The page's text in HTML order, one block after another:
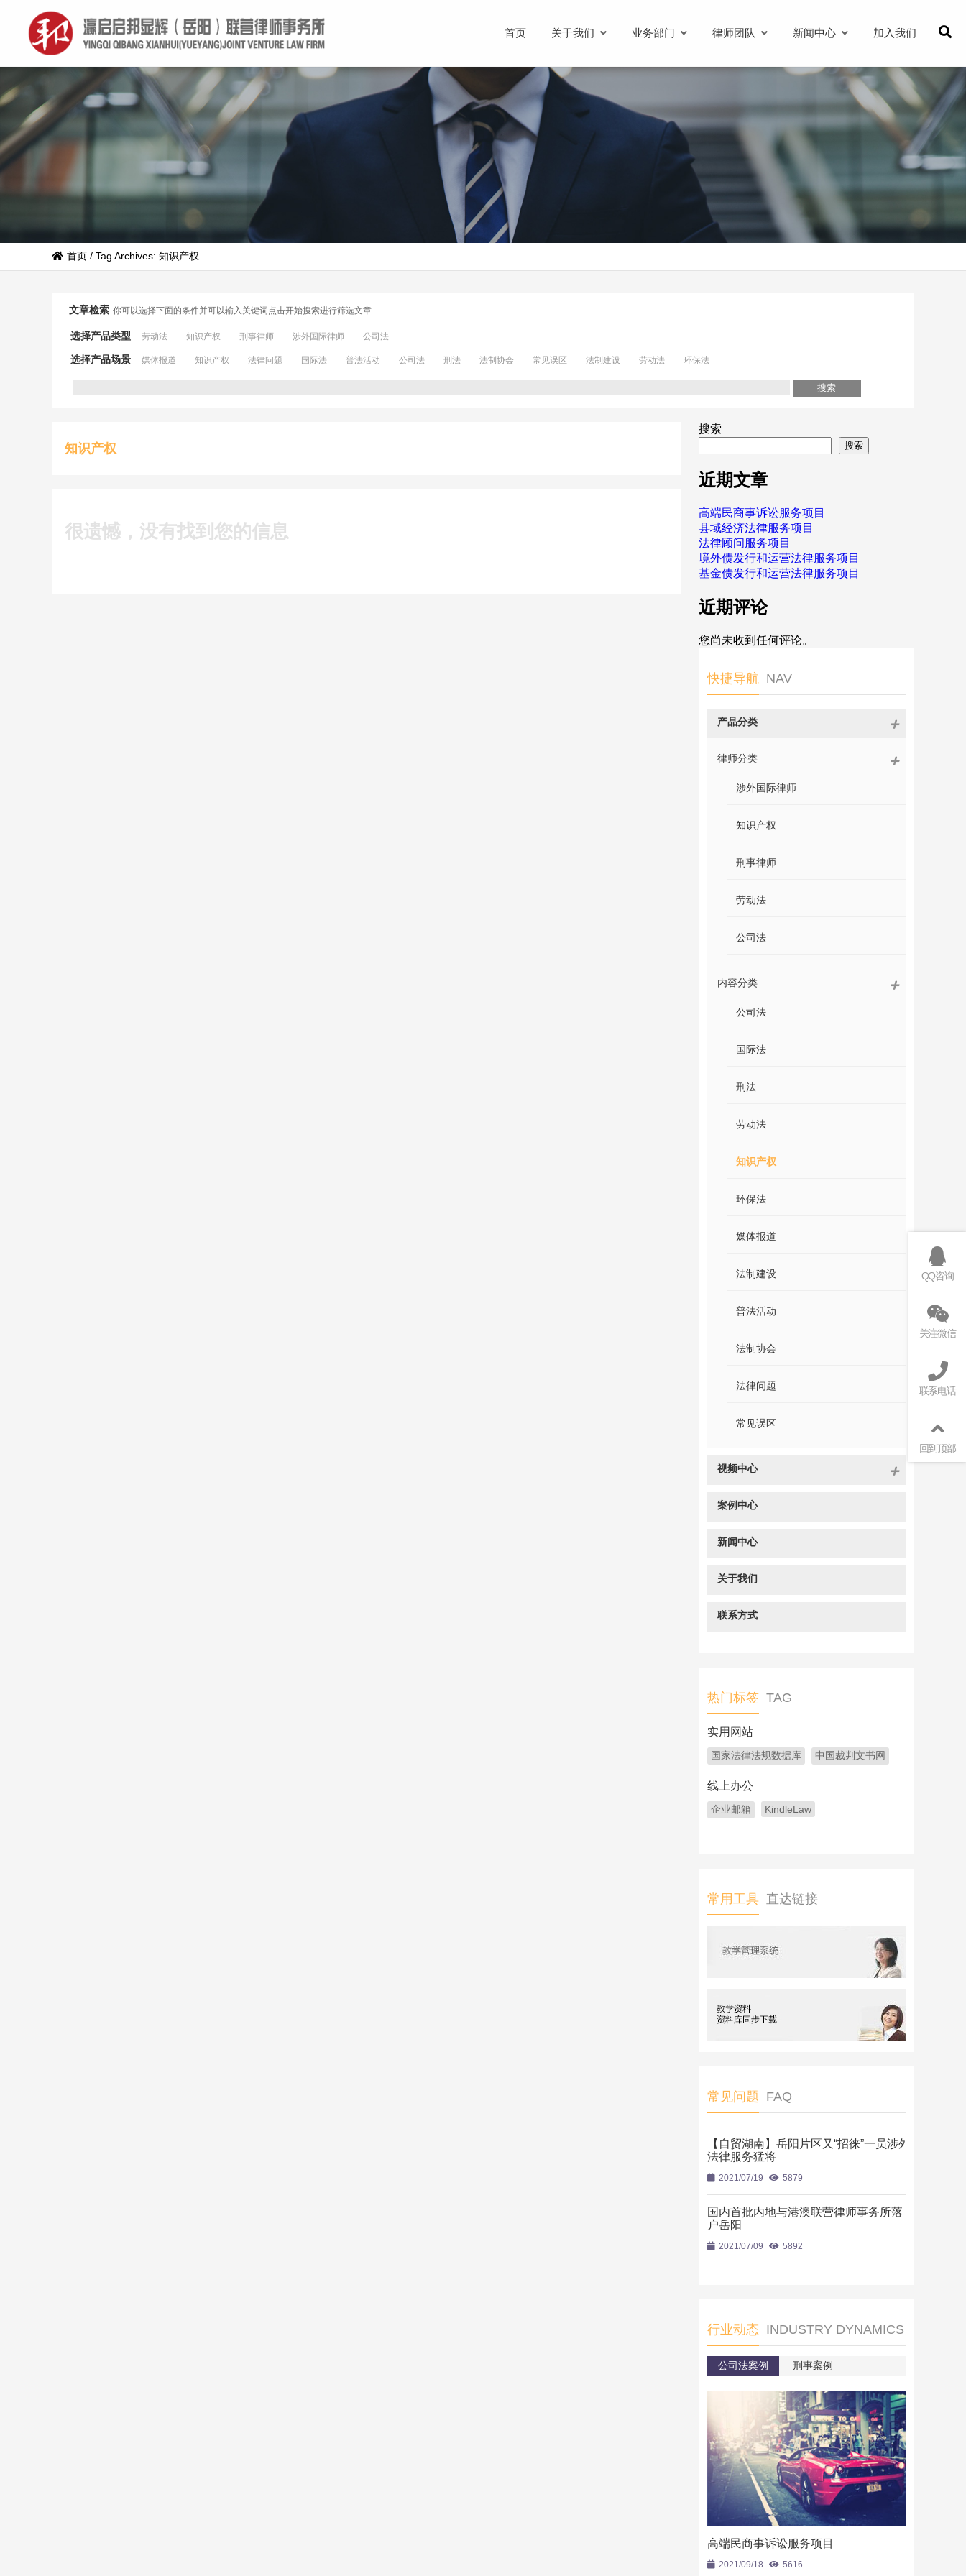
首页 关于我们 业务部门 律师团队 新闻中心 加入我们
首页 / Tag Archives: 知识产权
文章检索 你可以选择下面的条件并可以输入关键词点击开始搜索进行筛选文章
选择产品类型 劳动法 知识产权 刑事律师 涉外国际律师 公司法
选择产品场景 媒体报道 知识产权 法律问题 国际法 普法活动 公司法 刑法 法制协会 常见误区 法制建设 劳动法 环保法
知识产权
很遗憾，没有找到您的信息
搜索
搜索
近期文章
高端民商事诉讼服务项目
县域经济法律服务项目
法律顾问服务项目
境外债发行和运营法律服务项目
基金债发行和运营法律服务项目
近期评论
您尚未收到任何评论。
快捷导航 NAV
产品分类
律师分类
涉外国际律师
知识产权
刑事律师
劳动法
公司法
内容分类
公司法
国际法
刑法
劳动法
知识产权
环保法
媒体报道
法制建设
普法活动
法制协会
法律问题
常见误区
视频中心
案例中心
新闻中心
关于我们
联系方式
热门标签 TAG
实用网站
国家法律法规数据库 中国裁判文书网
线上办公
企业邮箱 KindleLaw
常用工具 直达链接
常见问题 FAQ
【自贸湖南】岳阳片区又“招徕”一员涉外
法律服务猛将
2021/07/19 5879
国内首批内地与港澳联营律师事务所落
户岳阳
2021/07/09 5892
行业动态 INDUSTRY DYNAMICS
公司法案例 刑事案例
高端民商事诉讼服务项目
2021/09/18 5616
QQ咨询
关注微信
联系电话
回到顶部